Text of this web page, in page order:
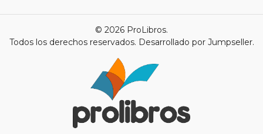
© 2026 ProLibros.
Todos los derechos reservados. Desarrollado por Jumpseller.